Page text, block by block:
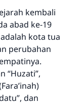
kembali
abad ke-19
kota tua
perubahan
“Huzati”,
dan